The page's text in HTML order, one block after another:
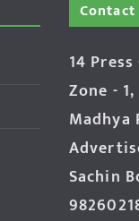
Contact
14
Zone -
Madhya
Sachin